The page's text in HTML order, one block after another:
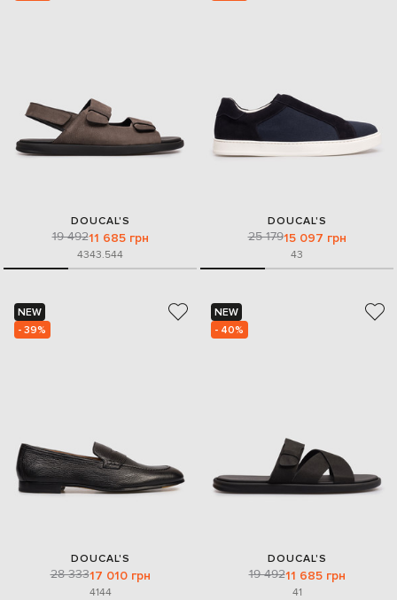
DOUCAL'S
19 49211 685 грн
4343.544
DOUCAL'S
25 17915 097 грн
43
NEW
- 39%
DOUCAL'S
28 33317 010 грн
4144
NEW
- 40%
DOUCAL'S
19 49211 685 грн
41